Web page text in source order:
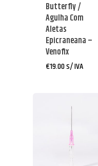
Butterfly /
Agulha Com
Aletas
Epicraneana –
Venofix
€19.00s/ IVA